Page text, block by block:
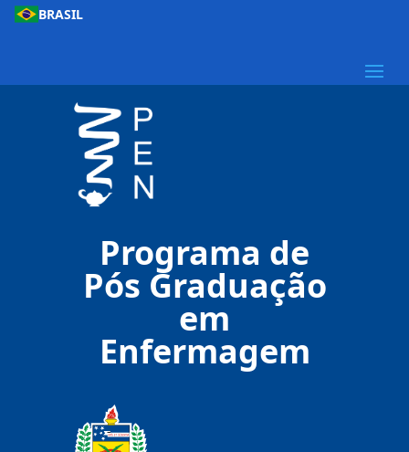
BRASIL
Programa de
Pós Graduação
em
Enfermagem